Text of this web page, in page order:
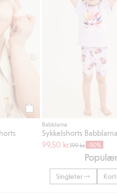
Legg til
Babblarna
Sykkelshorts Babblarna
99,50 kr.199 kr. -50%
Singleter